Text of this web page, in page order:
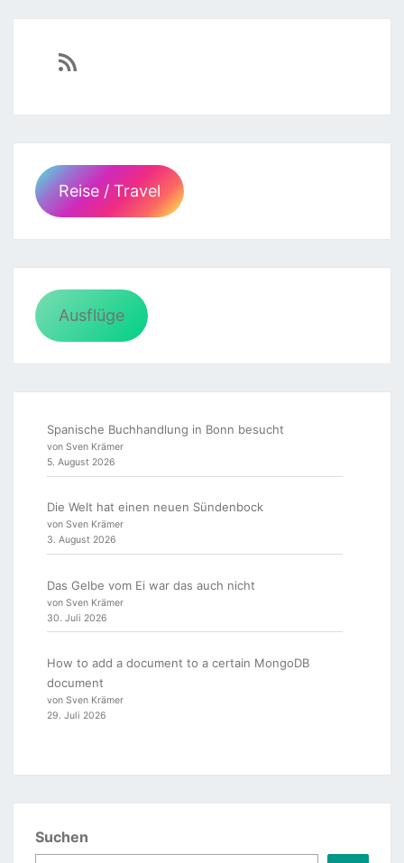
https://sven-essen.de/feed/
Reise / Travel
Ausflüge
Spanische Buchhandlung in Bonn besucht
von Sven Krämer
5. August 2026
Die Welt hat einen neuen Sündenbock
von Sven Krämer
3. August 2026
Das Gelbe vom Ei war das auch nicht
von Sven Krämer
30. Juli 2026
How to add a document to a certain MongoDB
document
von Sven Krämer
29. Juli 2026
Suchen